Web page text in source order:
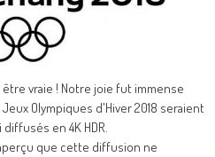
vraie ! Notre joie fut immense
Olympiques d'Hiver 2018 seraient
en 4K HDR.
que cette diffusion ne